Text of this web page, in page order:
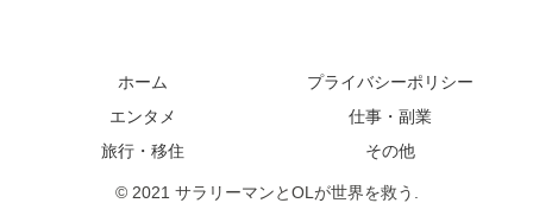
ホーム
プライバシーポリシー
エンタメ
仕事・副業
旅行・移住
その他
© 2021 サラリーマンとOLが世界を救う.